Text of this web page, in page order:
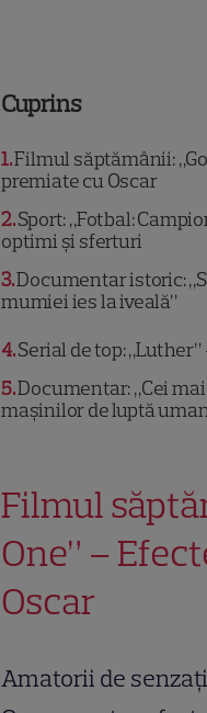
Cuprins
1Filmul săptămânii:
premiate cu Oscar
2Sport: „Fotbal:
optimi și sferturi
3Documentar istoric:
mumiei ies la iveală”
4Serial de top:
5Documentar: „Cei
mașinilor de luptă
Filmul
One” –
Oscar
Amatorii de